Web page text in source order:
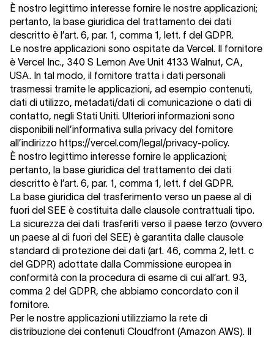
È nostro legittimo interesse fornire le nostre applicazioni;
pertanto, la base giuridica del trattamento dei dati
descritto è l’art. 6, par. 1, comma 1, lett. f del GDPR.
Le nostre applicazioni sono ospitate da Vercel. Il fornitore
è Vercel Inc., 340 S Lemon Ave Unit 4133 Walnut, CA,
USA. In tal modo, il fornitore tratta i dati personali
trasmessi tramite le applicazioni, ad esempio contenuti,
dati di utilizzo, metadati/dati di comunicazione o dati di
contatto, negli Stati Uniti. Ulteriori informazioni sono
disponibili nell’informativa sulla privacy del fornitore
all’indirizzo https://vercel.com/legal/privacy-policy.
È nostro legittimo interesse fornire le applicazioni;
pertanto, la base giuridica del trattamento dei dati
descritto è l’art. 6, par. 1, comma 1, lett. f del GDPR.
La base giuridica del trasferimento verso un paese al di
fuori del SEE è costituita dalle clausole contrattuali tipo.
La sicurezza dei dati trasferiti verso il paese terzo (ovvero
un paese al di fuori del SEE) è garantita dalle clausole
standard di protezione dei dati (art. 46, comma 2, lett. c
del GDPR) adottate dalla Commissione europea in
conformità con la procedura di esame di cui all’art. 93,
comma 2 del GDPR, che abbiamo concordato con il
fornitore.
Per le nostre applicazioni utilizziamo la rete di
distribuzione dei contenuti Cloudfront (Amazon AWS). Il